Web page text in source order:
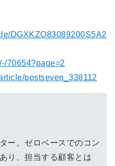
DGXKZO83089200S5A2
70654?page=2
postseven_338112
ー。ゼロベースでのコン
り、担当する顧客とは